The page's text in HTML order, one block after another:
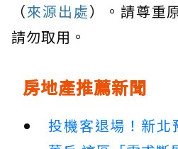
（來源出處）。請尊重
請勿取用。
房地產推薦新聞
投機客退場！新北